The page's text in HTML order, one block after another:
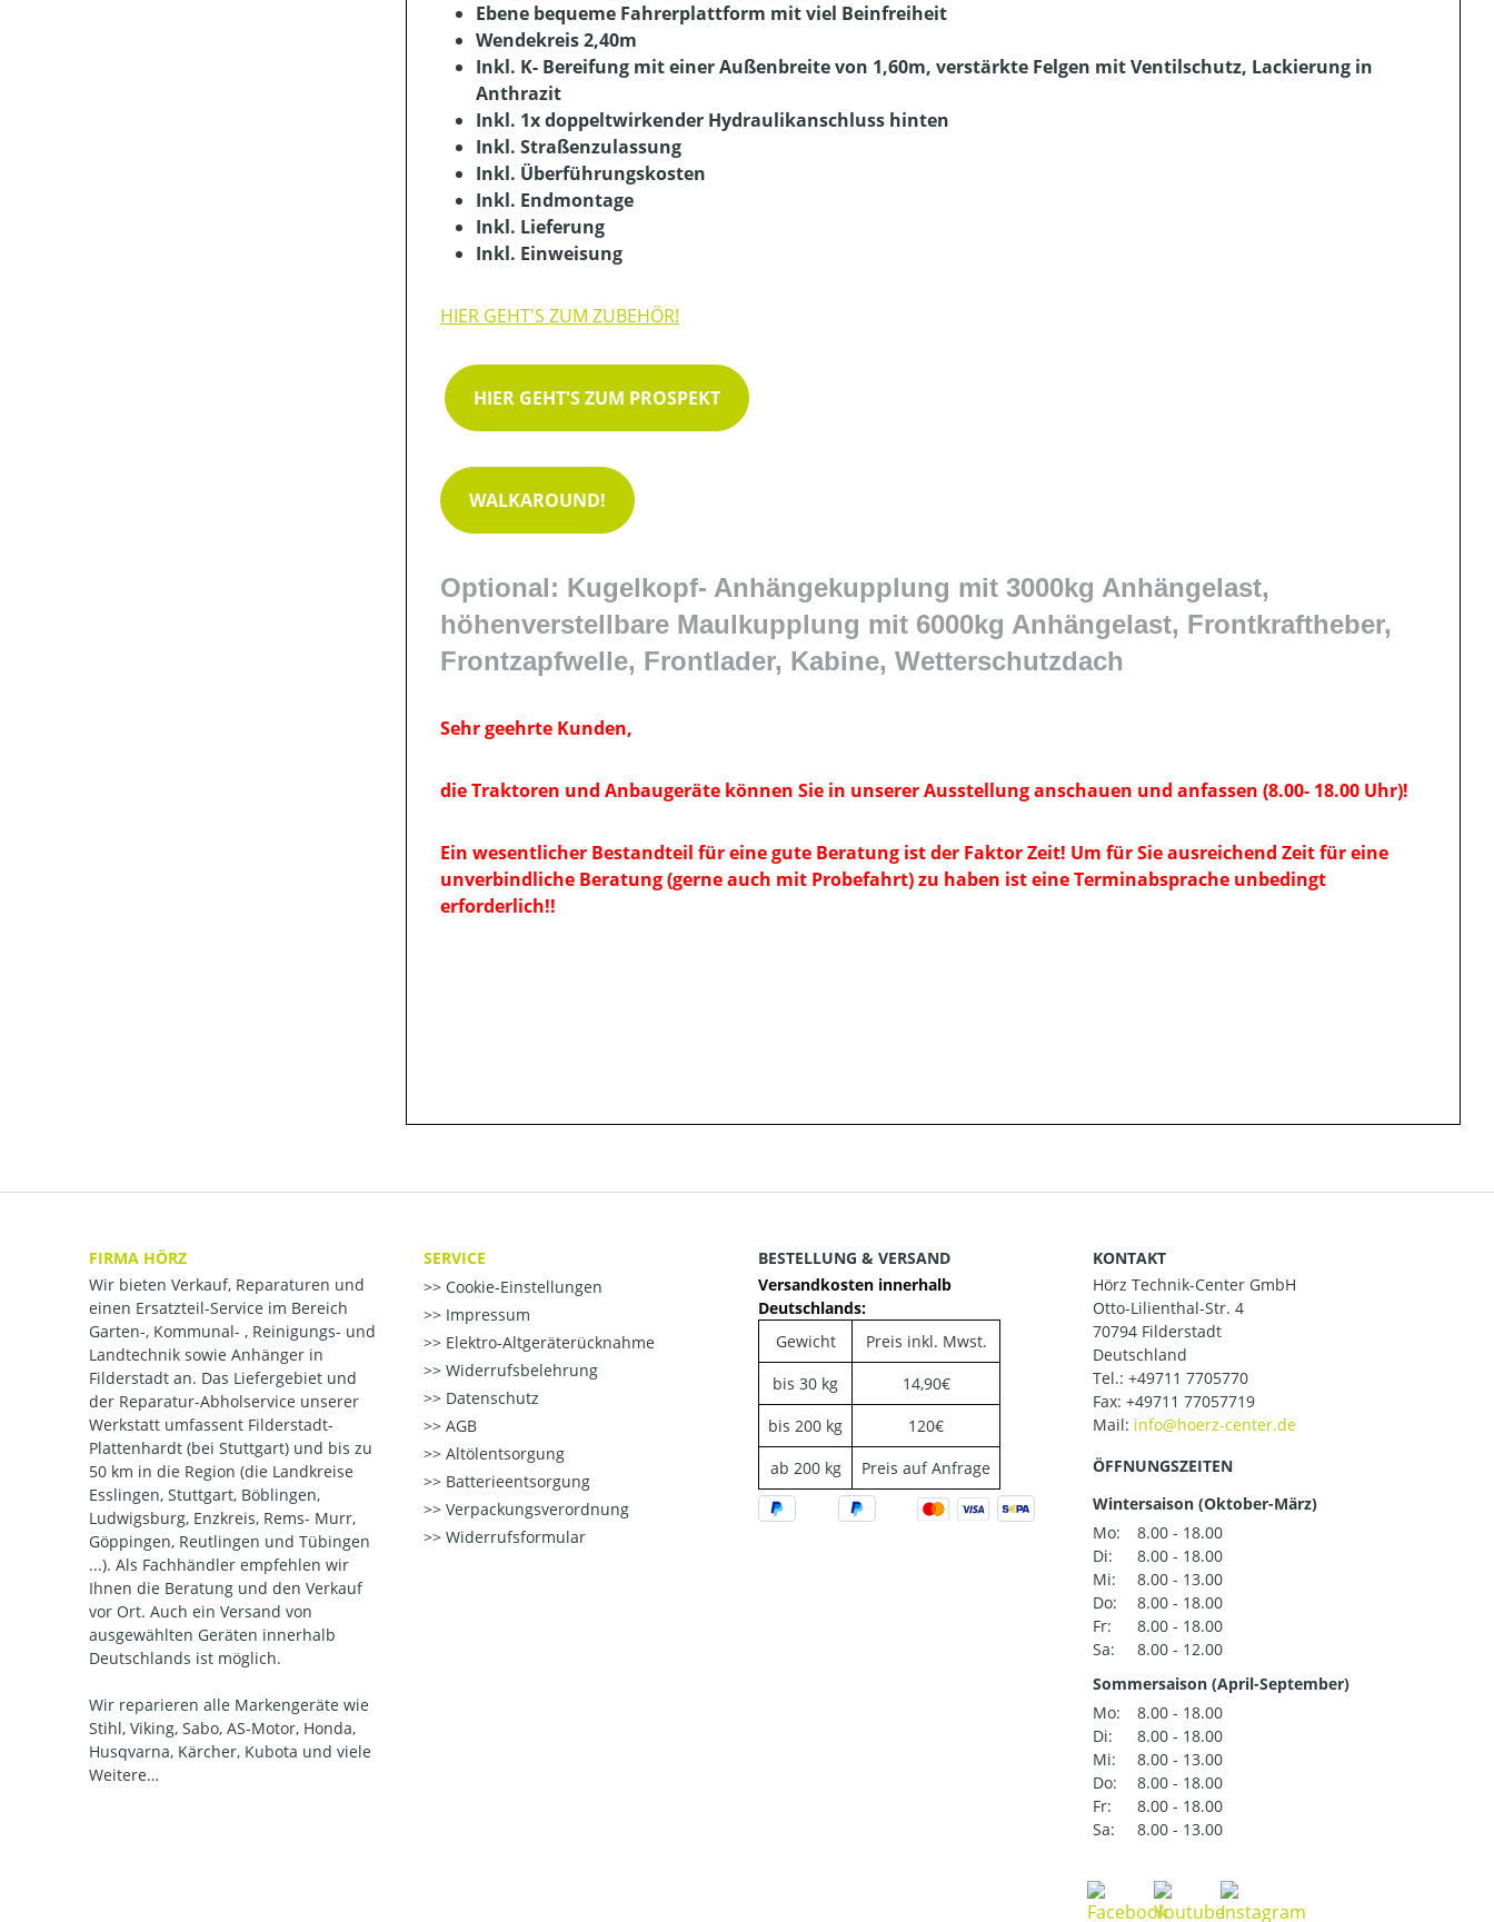
Ebene bequeme Fahrerplattform mit viel Beinfreiheit
Wendekreis 2,40m
Inkl. K- Bereifung mit einer Außenbreite von 1,60m, verstärkte Felgen mit Ventilschutz, Lackierung in
Anthrazit
Inkl. 1x doppeltwirkender Hydraulikanschluss hinten
Inkl. Straßenzulassung
Inkl. Überführungskosten
Inkl. Endmontage
Inkl. Lieferung
Inkl. Einweisung
HIER GEHT'S ZUM ZUBEHÖR!
HIER GEHT'S ZUM PROSPEKT
WALKAROUND!
Optional: Kugelkopf- Anhängekupplung mit 3000kg Anhängelast,
höhenverstellbare Maulkupplung mit 6000kg Anhängelast, Frontkraftheber,
Frontzapfwelle, Frontlader, Kabine, Wetterschutzdach
Sehr geehrte Kunden,
die Traktoren und Anbaugeräte können Sie in unserer Ausstellung anschauen und anfassen (8.00- 18.00 Uhr)!
Ein wesentlicher Bestandteil für eine gute Beratung ist der Faktor Zeit! Um für Sie ausreichend Zeit für eine
unverbindliche Beratung (gerne auch mit Probefahrt) zu haben ist eine Terminabsprache unbedingt
erforderlich!!
FIRMA HÖRZ
Wir bieten Verkauf, Reparaturen und
einen Ersatzteil-Service im Bereich
Garten-, Kommunal- , Reinigungs- und
Landtechnik sowie Anhänger in
Filderstadt an. Das Liefergebiet und
der Reparatur-Abholservice unserer
Werkstatt umfassent Filderstadt-
Plattenhardt (bei Stuttgart) und bis zu
50 km in die Region (die Landkreise
Esslingen, Stuttgart, Böblingen,
Ludwigsburg, Enzkreis, Rems- Murr,
Göppingen, Reutlingen und Tübingen
...). Als Fachhändler empfehlen wir
Ihnen die Beratung und den Verkauf
vor Ort. Auch ein Versand von
ausgewählten Geräten innerhalb
Deutschlands ist möglich.
Wir reparieren alle Markengeräte wie
Stihl, Viking, Sabo, AS-Motor, Honda,
Husqvarna, Kärcher, Kubota und viele
Weitere…
SERVICE
Cookie-Einstellungen
Impressum
Elektro-Altgeräterücknahme
Widerrufsbelehrung
Datenschutz
AGB
Altölentsorgung
Batterieentsorgung
Verpackungsverordnung
Widerrufsformular
BESTELLUNG & VERSAND
Versandkosten innerhalb
Deutschlands:
Gewicht
Preis inkl. Mwst.
bis 30 kg
14,90€
bis 200 kg
120€
ab 200 kg
Preis auf Anfrage
KONTAKT
Hörz Technik-Center GmbH
Otto-Lilienthal-Str. 4
70794 Filderstadt
Deutschland
Tel.: +49711 7705770
Fax: +49711 77057719
Mail:
ÖFFNUNGSZEITEN
Wintersaison (Oktober-März)
Mo:
8.00 - 18.00
Di:
8.00 - 18.00
Mi:
8.00 - 13.00
Do:
8.00 - 18.00
Fr:
8.00 - 18.00
Sa:
8.00 - 12.00
Sommersaison (April-September)
Mo:
8.00 - 18.00
Di:
8.00 - 18.00
Mi:
8.00 - 13.00
Do:
8.00 - 18.00
Fr:
8.00 - 18.00
Sa:
8.00 - 13.00